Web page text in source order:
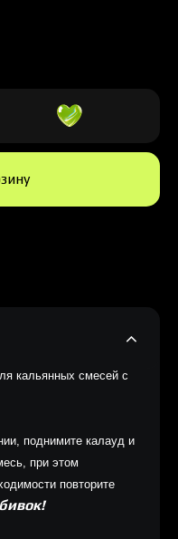
кальянных смесей с
поднимите калауд и
при этом
повторите